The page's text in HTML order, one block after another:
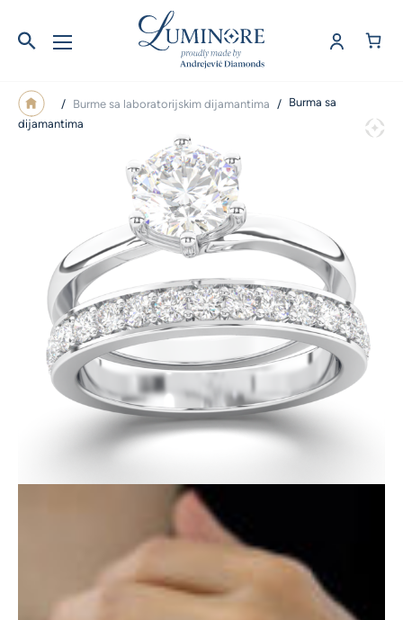
/ Burme sa laboratorijskim dijamantima / Burma sa
dijamantima